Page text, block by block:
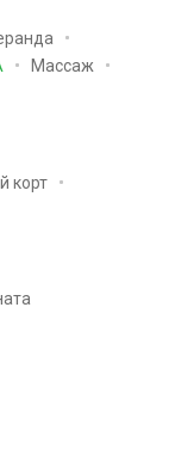
Массаж
корт